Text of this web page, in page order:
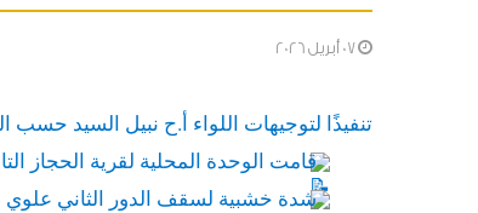
تنفيذًا لتوجيهات اللواء أ.ح نبيل السيد
قامت الوحدة المحلية لقرية الحجاز
شدة خشبية لسقف الدور الثاني علوي بدون